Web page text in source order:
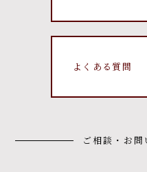
よくある質問
ご相談・お問